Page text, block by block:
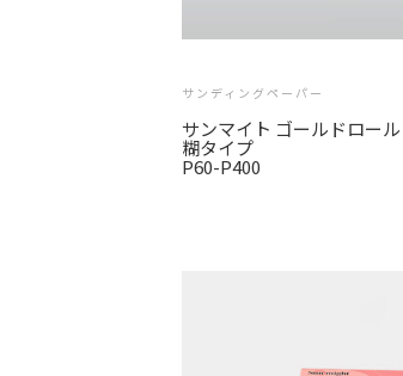
サンディングペーパー
サンマイト ゴールドロー
糊タイプ
P60-P400